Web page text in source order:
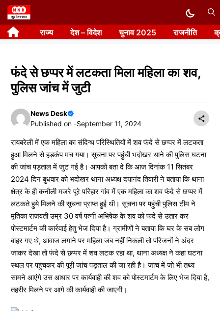
Skip
to
content राज्य देश – विदेश चुनाव 2025 राजनीति
फंदे से छप्पर में लटकता मिला महिला का शव,
पुलिस जांच में जुटी
News Desk
Published on -September 11, 2024
रायबरेली में एक महिला का संदिग्ध परिस्थितियों में शव फंदे से छप्पर में लटकता
हुआ मिलने से हड़कंप मच गया। सूचना पर पहुंची भदोखर थाने की पुलिस घटना
की जांच पड़ताल में जुट गई है। आपको बता दे कि आज दिनांक 11 सितंबर
2024 दिन बुधवार को भदोखर थाना अध्यक्ष दयानंद तिवारी ने बताया कि थाना
क्षेत्र के ही कनौली मजरे पूरे परिहार गांव में एक महिला का शव फंदे से छप्पर में
लटकते हुये मिलने की सूचना प्राप्त हुई थी। सूचना पर पहुंची पुलिस टीम ने
मृतिका राजवती उम्र 30 वर्ष पत्नी अभिषेक के शव को फंदे से उतार कर
पोस्टमार्टम की कार्रवाई हेतु भेज दिया है। ग्रामीणों ने बताया कि घर के सब लोग
बाहर गए थे, आवाज लगाने पर महिला जब नहीं निकली तो परिजनों ने अंदर
जाकर देखा तो फंदे से छप्पर में शव लटक रहा था, थाना अध्यक्ष ने कहा घटना
स्थल पर पहुंचकर की पूरी जांच पड़ताल की जा रही है। जांच में जो भी तथ्य
सामने आएंगे उस आधार पर कार्यवाही की शव को पोस्टमार्टम के लिए भेज दिया है,
तहरीर मिलने पर आगे की कार्यवाही की जाएगी।